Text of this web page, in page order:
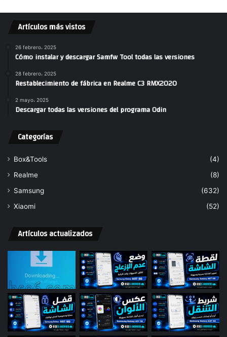
Artículos más vistos
26 febrero، 2025
Cómo instalar y descargar Samfw Tool todas las versiones
28 febrero، 2025
Restablecimiento de fábrica en Realme C3 RMX2020
2 mayo، 2025
Descargar todas las versiones del programa Odin
Categorías
Box&Tools
(4)
Realme
(8)
Samsung
(632)
Xiaomi
(52)
Artículos actualizados